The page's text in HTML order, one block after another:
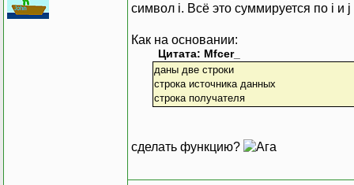
символ i. Всё это суммируется по i и j
Как на основании:
Цитата: Mfcer_
даны две строки
строка источника данных
строка получателя
сделать функцию?